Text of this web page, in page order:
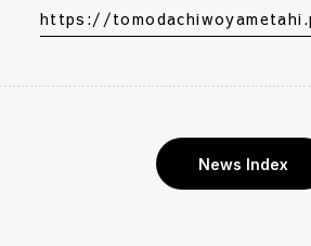
https://
News Index